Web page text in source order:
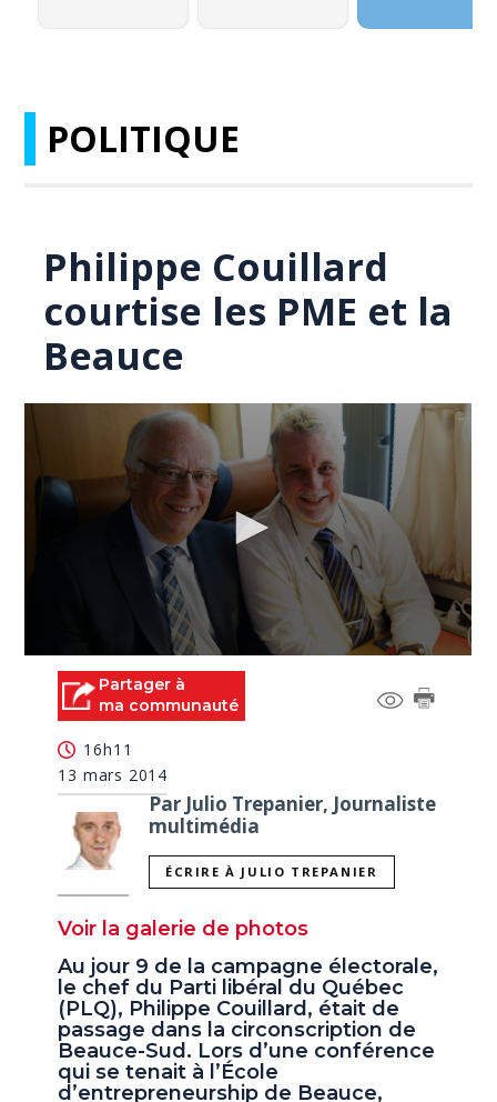
POLITIQUE
Philippe Couillard
courtise les PME et la
Beauce
seconds Partager à
ma communauté
16h11
13 mars 2014
Par Julio Trepanier, Journaliste
multimédia
ÉCRIRE À JULIO TREPANIER
Voir la galerie de photos
Au jour 9 de la campagne électorale,
le chef du Parti libéral du Québec
(PLQ), Philippe Couillard, était de
passage dans la circonscription de
Beauce-Sud. Lors d’une conférence
qui se tenait à l’École
d’entrepreneurship de Beauce,